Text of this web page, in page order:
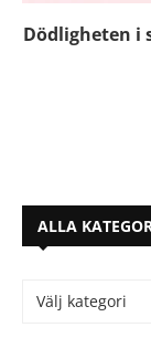
Dödligheten i
ALLA